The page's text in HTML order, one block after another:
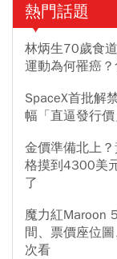
熱門話題
林炳生70歲食
運動為何罹癌
SpaceX首批解
幅「直逼發行
金價準備北上
格摸到4300美
了
魔力紅Maroon
間、票價座位
次看